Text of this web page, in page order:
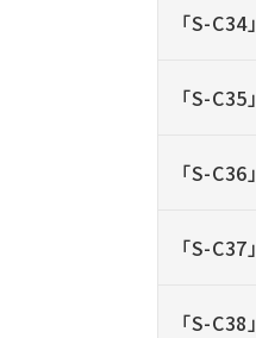
「S-C34」
「S-C35」
「S-C36」
「S-C37」
「S-C38」